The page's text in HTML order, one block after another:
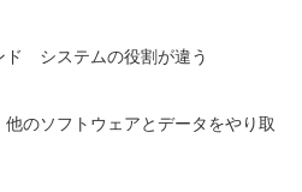
ド システムの役割が違う
のソフトウェアとデータをやり取